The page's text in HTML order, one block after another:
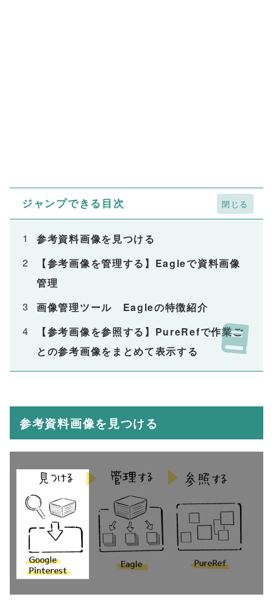
ジャンプできる目次
参考資料画像を見つける
【参考画像を管理する】Eagleで資料画像
管理
画像管理ツール Eagleの特徴紹介
【参考画像を参照する】PureRefで作業ご
との参考画像をまとめて表示する
参考資料画像を見つける